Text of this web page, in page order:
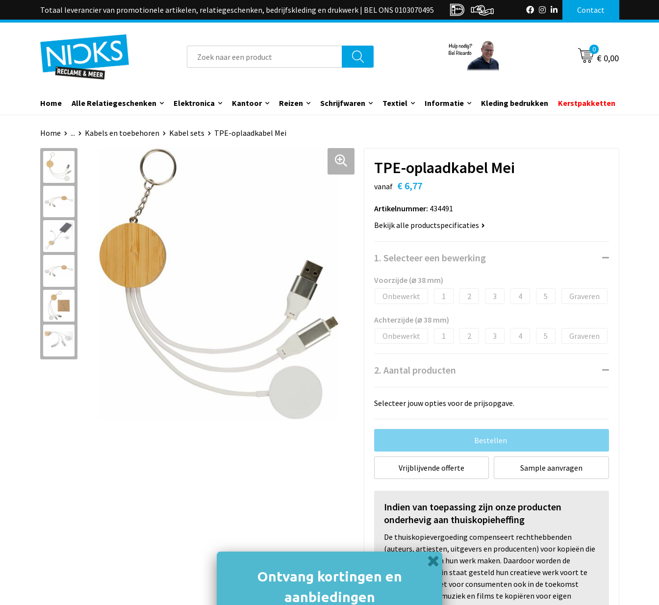
Totaal leverancier van promotionele artikelen, relatiegeschenken, bedrijfskleding en drukwerk | BEL ONS 0103070495 Contact
0
€ 0,00
Home Alle Relatiegeschenken Elektronica Kantoor Reizen Schrijfwaren Textiel Informatie Kleding bedrukken Kerstpakketten
Home ... Kabels en toebehoren Kabel sets TPE-oplaadkabel Mei
TPE-oplaadkabel Mei
vanaf € 6,77
Artikelnummer: 434491
Bekijk alle productspecificaties
1. Selecteer een bewerking
Voorzijde (⌀ 38 mm)
Onbewerkt
1 2 3 4 5 Graveren
Achterzijde (⌀ 38 mm)
Onbewerkt
1 2 3 4 5 Graveren
2. Aantal producten
Selecteer jouw opties voor de prijsopgave.
Bestellen
Vrijblijvende offerte Sample aanvragen
Indien van toepassing zijn onze producten
onderhevig aan thuiskopieheffing
De thuiskopievergoeding compenseert rechthebbenden
(auteurs, artiesten, uitgevers en producenten) voor kopieën die
consumenten van hun werk maken. Daardoor worden de
rechthebbenden in staat gesteld hun creatieve werk voort te
zetten en blijft het voor consumenten ook in de toekomst
mogelijk om o.a. muziek en films te kopiëren voor eigen
Ontvang kortingen en
aanbiedingen